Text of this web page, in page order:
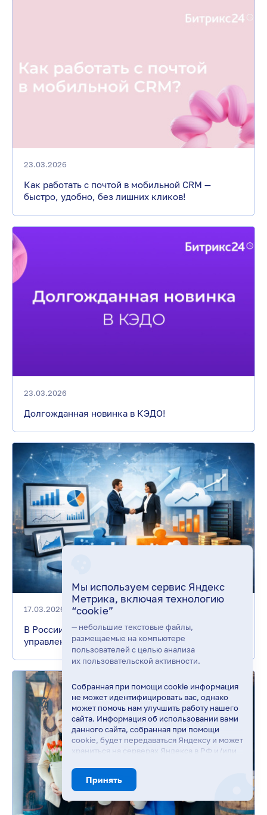
23.03.2026
Как работать с почтой в мобильной CRM —
быстро, удобно, без лишних кликов!
23.03.2026
Долгожданная новинка в КЭДО!
17.03.2026
В России упростят доступ бизнеса к
управленческой аналитике
Мы используем сервис Яндекс
Метрика, включая технологию
“cookie”
— небольшие текстовые файлы,
размещаемые на компьютере
пользователей с целью анализа
их пользовательской активности.
Собранная при помощи cookie информация
не может идентифицировать вас, однако
может помочь нам улучшить работу нашего
сайта. Информация об использовании вами
данного сайта, собранная при помощи
cookie, будет передаваться Яндексу и может
храниться на серверах Яндекса в РФ и/или
эту информацию в интересах владельца
сайта, в частности, для оценки
использования вами сайта, составления
отчётов об активности на сайте. Яндекс
Принять